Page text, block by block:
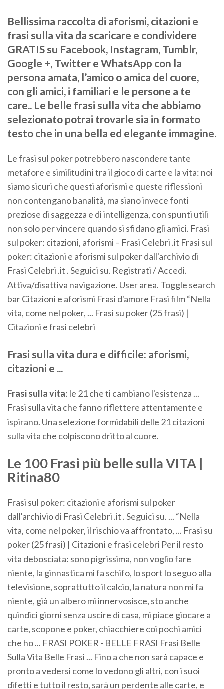
Bellissima raccolta di aforismi, citazioni e
frasi sulla vita da scaricare e condividere
GRATIS su Facebook, Instagram, Tumblr,
Google +, Twitter e WhatsApp con la
persona amata, l’amico o amica del cuore,
con gli amici, i familiari e le persone a te
care.. Le belle frasi sulla vita che abbiamo
selezionato potrai trovarle sia in formato
testo che in una bella ed elegante immagine.
Le frasi sul poker potrebbero nascondere tante
metafore e similitudini tra il gioco di carte e la vita: noi
siamo sicuri che questi aforismi e queste riflessioni
non contengano banalità, ma siano invece fonti
preziose di saggezza e di intelligenza, con spunti utili
non solo per vincere quando si sfidano gli amici. Frasi
sul poker: citazioni, aforismi – Frasi Celebri .it Frasi sul
poker: citazioni e aforismi sul poker dall'archivio di
Frasi Celebri .it . Seguici su. Registrati / Accedi.
Attiva/disattiva navigazione. User area. Toggle search
bar Citazioni e aforismi Frasi d'amore Frasi film “Nella
vita, come nel poker, ... Frasi su poker (25 frasi) |
Citazioni e frasi celebri
Frasi sulla vita dura e difficile: aforismi,
citazioni e ...
Frasisullavita: le 21 che ti cambiano l'esistenza ...
Frasi sulla vita che fanno riflettere attentamente e
ispirano. Una selezione formidabili delle 21 citazioni
sulla vita che colpiscono dritto al cuore.
Le 100 Frasi più belle sulla VITA |
Ritina80
Frasi sul poker: citazioni e aforismi sul poker
dall'archivio di Frasi Celebri .it . Seguici su. ... “Nella
vita, come nel poker, il rischio va affrontato, ... Frasi su
poker (25 frasi) | Citazioni e frasi celebri Per il resto
vita debosciata: sono pigrissima, non voglio fare
niente, la ginnastica mi fa schifo, lo sport lo seguo alla
televisione, soprattutto il calcio, la natura non mi fa
niente, già un albero mi innervosisce, sto anche
quindici giorni senza uscire di casa, mi piace giocare a
carte, scopone e poker, chiacchiere coi pochi amici
che ho ... FRASI POKER - BELLE FRASI Frasi Belle
Sulla Vita Belle Frasi ... Fino a che non sarà capace e
pronto a vedersi come lo vedono gli altri, con i suoi
difetti e tutto il resto, sarà un perdente alle carte, e